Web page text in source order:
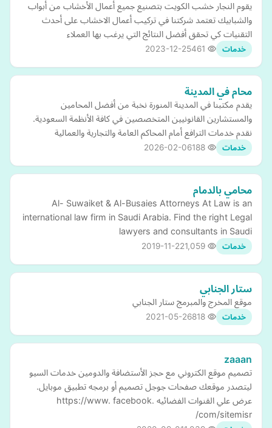
يقوم النجار خشب الكويت بتصنيع جميع أعمال الأخشاب من أبواب
والشبابيك تعتمد شركتنا في تركيب أعمال الاخشاب على أحدث
التقنيات كي تحقق أفضل النتائج التي يرغب بها العملاء
خدمات 2023-12-25
محام في المدينة
يقدم مكتبنا في المدينة المنورة نخبة من أفضل المحامين
والمستشارين القانونيين المتخصصين في كافة الأنظمة السعودية.
نقدم خدمات الترافع أمام المحاكم العامة والتجارية والعمالية
خدمات 2026-02-06
محامي بالدمام
Al- Suwaiket & Al-Busaies Attorneys At Law is an
international law firm in Saudi Arabia. Find the right Legal
lawyers and consultants in Saudi
خدمات 2019-11-22
ستار الجنابي
موقع المخرج والمبرمج ستار الجنابي
خدمات 2021-05-26
zaaan
تصميم موقع الكتروني مع حجز الأستضافة والدومين خدمات السيو
ليتصدر موقعك صفحات جوجل تصميم أو برمجه تطبيق موبايل.
عرض علي القنوات الفضائيه https://www. facebook.
com/sitemisr/